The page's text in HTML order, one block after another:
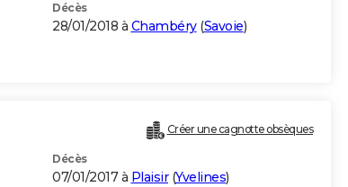
Décès
28/01/2018 à Chambéry(Savoie)
Créer une cagnotte obsèques
Décès
07/01/2017 à Plaisir(Yvelines)